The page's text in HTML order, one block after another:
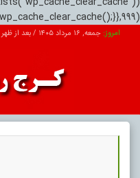
امروز: جمعه, ۱۶ مرداد ۱۴۰۵ / بعد از ظهر /